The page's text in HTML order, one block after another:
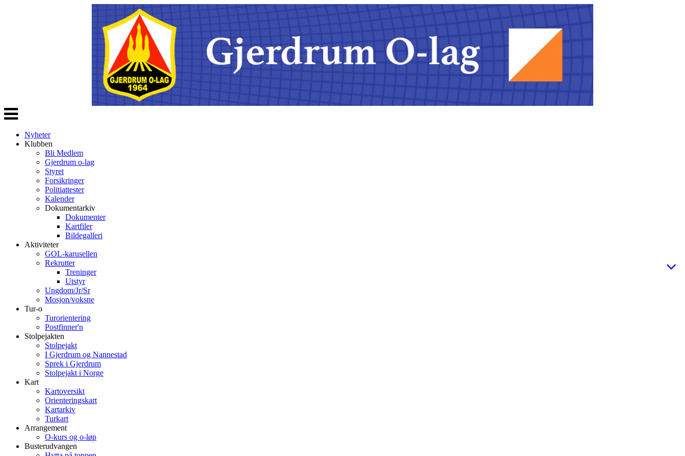
Veksle
navigasjon
Nyheter
Klubben
Bli Medlem
Gjerdrum o-lag
Styret
Forsikringer
Politiattester
Kalender
Dokumentarkiv
Dokumenter
Kartfiler
Bildegalleri
Aktiviteter
GOL-karusellen
Rekrutter
Treninger
Utstyr
Ungdom/Jr/Sr
Mosjon/voksne
Tur-o
Turorientering
Postfinner'n
Stolpejakten
Stolpejakt
I Gjerdrum og Nannestad
Sprek i Gjerdrum
Stolpejakt i Norge
Kart
Kartoversikt
Orienteringskart
Kartarkiv
Turkart
Arrangement
O-kurs og o-løp
Busterudvangen